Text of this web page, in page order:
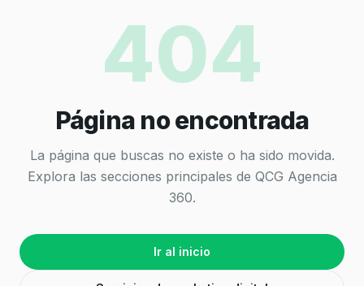
404
Página no encontrada
La página que buscas no existe o ha sido movida.
Explora las secciones principales de QCG Agencia
360.
Ir al inicio